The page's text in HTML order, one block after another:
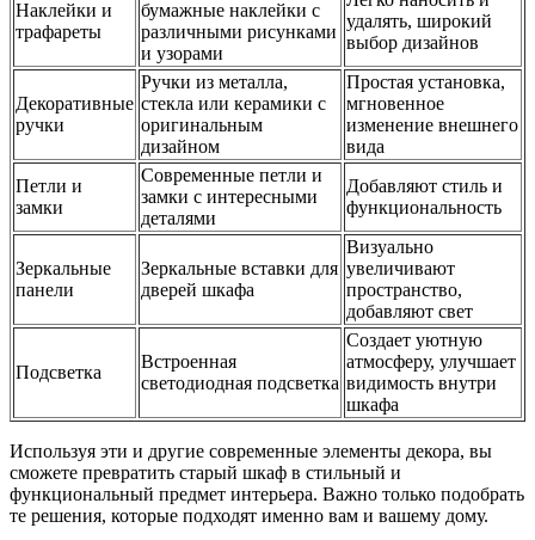
Наклейки и
трафареты
бумажные наклейки с
различными рисунками
и узорами
удалять, широкий
выбор дизайнов
Декоративные
ручки
Ручки из металла,
стекла или керамики с
оригинальным
дизайном
Простая установка,
мгновенное
изменение внешнего
вида
Петли и
замки
Современные петли и
замки с интересными
деталями
Добавляют стиль и
функциональность
Зеркальные
панели
Зеркальные вставки для
дверей шкафа
Визуально
увеличивают
пространство,
добавляют свет
Подсветка
Встроенная
светодиодная подсветка
Создает уютную
атмосферу, улучшает
видимость внутри
шкафа
Используя эти и другие современные элементы декора, вы
сможете превратить старый шкаф в стильный и
функциональный предмет интерьера. Важно только подобрать
те решения, которые подходят именно вам и вашему дому.